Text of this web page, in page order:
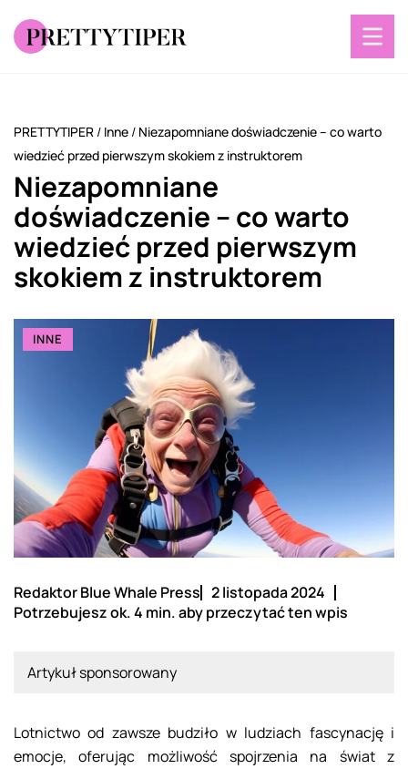
PRETTYTIPER / Inne / Niezapomniane doświadczenie – co warto
wiedzieć przed pierwszym skokiem z instruktorem
Niezapomniane
doświadczenie – co warto
wiedzieć przed pierwszym
skokiem z instruktorem
INNE
Redaktor Blue Whale Press 2 listopada 2024
Potrzebujesz ok. 4 min. aby przeczytać ten wpis
Artykuł sponsorowany
Lotnictwo od zawsze budziło w ludziach fascynację i
emocje, oferując możliwość spojrzenia na świat z